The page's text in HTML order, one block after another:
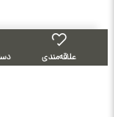
علاقه‌مندی